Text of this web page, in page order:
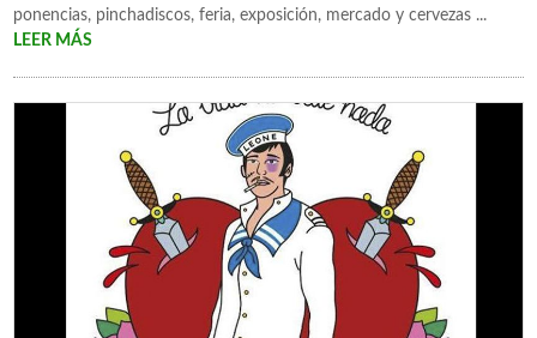
ponencias, pinchadiscos, feria, exposición, mercado y cervezas ...
LEER MÁS